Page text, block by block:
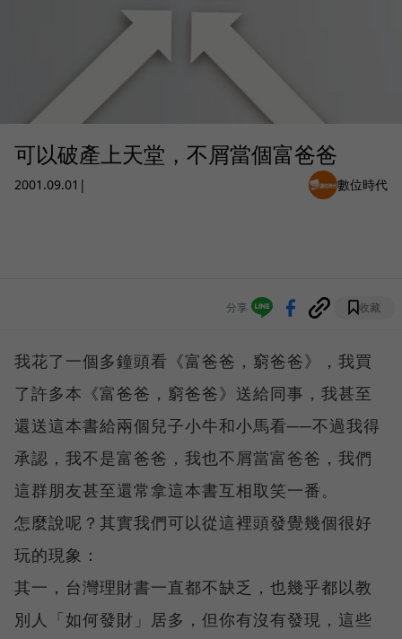
可以破產上天堂，不屑當個富爸爸
2001.09.01 | 數位時代
分享 收藏
我花了一個多鐘頭看《富爸爸，窮爸爸》，我買
了許多本《富爸爸，窮爸爸》送給同事，我甚至
還送這本書給兩個兒子小牛和小馬看──不過我得
承認，我不是富爸爸，我也不屑當富爸爸，我們
這群朋友甚至還常拿這本書互相取笑一番。
怎麼說呢？其實我們可以從這裡頭發覺幾個很好
玩的現象：
其一，台灣理財書一直都不缺乏，也幾乎都以教
別人「如何發財」居多，但你有沒有發現，這些